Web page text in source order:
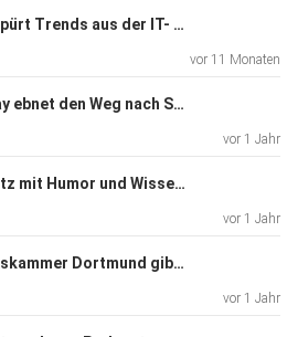
#17: Synaxon spürt Trends aus der IT- und Techwelt nach
vor 11 Monaten
#16: Nordic Way ebnet den Weg nach Skandinavien
vor 1 Jahr
#15: Wie 50Hertz mit Humor und Wissen Spannung aufbaut
vor 1 Jahr
#14: Handwerkskammer Dortmund gibt Unternehmen eine Stimme
vor 1 Jahr